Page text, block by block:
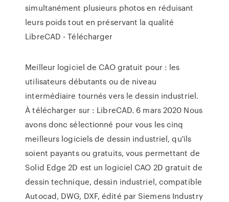
simultanément plusieurs photos en réduisant
leurs poids tout en préservant la qualité
LibreCAD - Télécharger
Meilleur logiciel de CAO gratuit pour : les
utilisateurs débutants ou de niveau
intermédiaire tournés vers le dessin industriel.
À télécharger sur : LibreCAD. 6 mars 2020 Nous
avons donc sélectionné pour vous les cinq
meilleurs logiciels de dessin industriel, qu'ils
soient payants ou gratuits, vous permettant de
Solid Edge 2D est un logiciel CAO 2D gratuit de
dessin technique, dessin industriel, compatible
Autocad, DWG, DXF, édité par Siemens Industry